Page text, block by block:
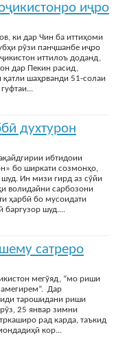
иҷро
ки дар Чин ба иттиҳоми
рӯзи панҷшанбе иҷро
иттилоъ доданд,
дар Пекин расид,
шаҳрванди 51-солаи
духтурон
ибтидоии
бо ширкати созмонҳо,
Ин мизи гирд аз сӯйи
волидайни сарбозони
ҳарбӣ бо мусоидати
баргузор шуд....
сатреро
мегӯяд, “мо риши
Дар
тарошидани риши
25 январ зимни
рад карда, таъкид
кор...